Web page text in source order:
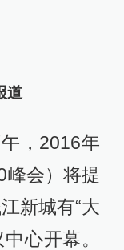
道
，2016年
峰会）将提
新城有“大
心开幕。